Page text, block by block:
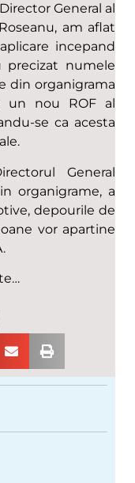
General al
am aflat
incepand
precizat numele
din organigrama
un nou ROF al
se ca acesta
General
organigrame, a
depourile de
vor apartine